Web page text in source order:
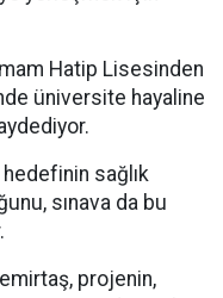
Hatip Lisesinden
üniversite hayaline
sağlık
sınava da bu
projenin,